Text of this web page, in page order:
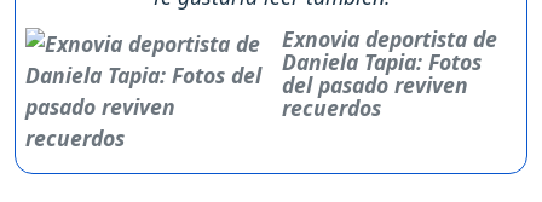
Exnovia deportista de
Daniela Tapia: Fotos
del pasado reviven
recuerdos